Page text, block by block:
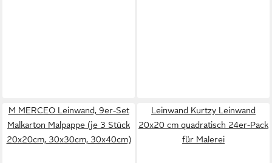
M MERCEO Leinwand, 9er-Set
Malkarton Malpappe (je 3 Stück
20x20cm, 30x30cm, 30x40cm)
Leinwand Kurtzy Leinwand
20x20 cm quadratisch 24er-Pack
für Malerei